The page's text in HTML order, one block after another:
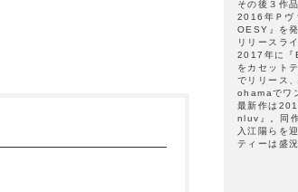
その後３作
2016年Ｐヴ
OESY』を発
リリースラ
2017年に『
をカセット
でリリース
ohamaでワ
最新作は
nluv』。同
入江陽らを
ティーは盛